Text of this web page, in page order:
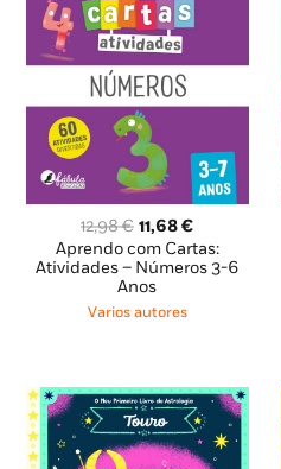
12,98€ O
preço
original
era:
12,98 €.
11,68€O
preço
atual
Aprendo com Cartas:
Atividades – Números 3-6
Anos
Varios autores